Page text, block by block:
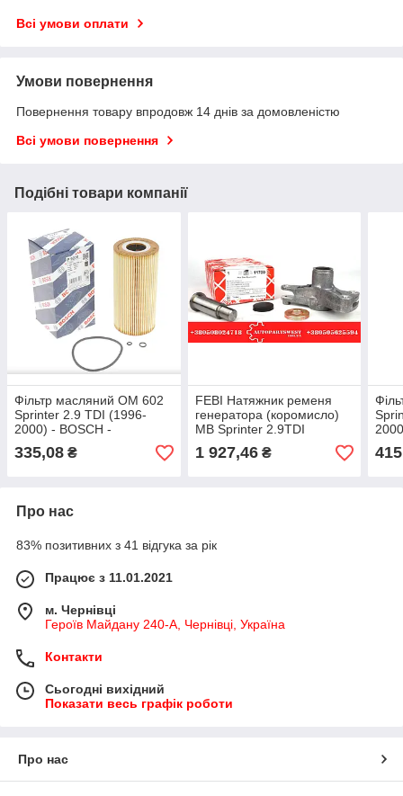
Всі умови оплати
Умови повернення
Повернення товару впродовж 14 днів за домовленістю
Всі умови повернення
Подібні товари компанії
Фільтр масляний OM 602
Sprinter 2.9 TDI (1996-
2000) - BOSCH -
Німеччина - 1 457 429 278
335,08 ₴
FEBI Натяжник ременя
генератора (коромисло)
MB Sprinter 2.9TDI
(Виробник — Німеччина)
11700
1 927,46₴
Про нас
83% позитивних з 41 відгука за рік
Працює з 11.01.2021
м. Чернівці
Героїв Майдану 240-А, Чернівці, Україна
Контакти
Сьогодні вихідний
Показати весь графік роботи
Про нас